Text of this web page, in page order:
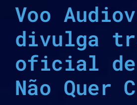
Voo
divulga
oficial de
Não Quer